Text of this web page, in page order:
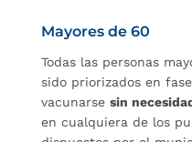
Mayores de 60
Todas las personas
sido priorizados en
vacunarse sin
en cualquiera de los